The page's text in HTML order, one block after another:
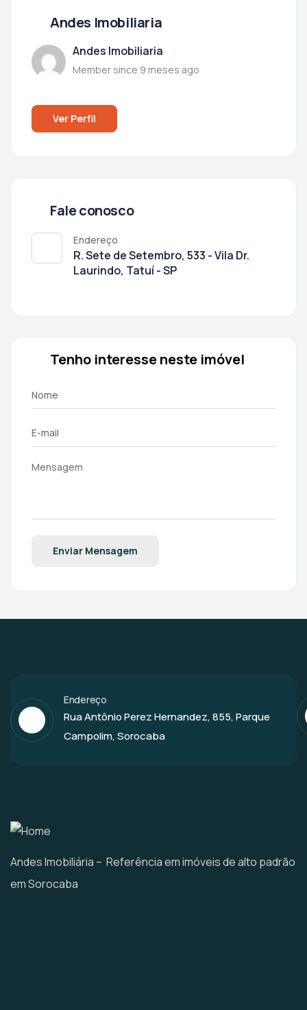
Andes Imobiliaria
Andes Imobiliaria
Member since 9 meses ago
Ver Perfil
Fale conosco
Endereço
R. Sete de Setembro, 533 - Vila Dr.
Laurindo, Tatuí - SP
Tenho interesse neste imóvel
Enviar Mensagem
Endereço
Rua Antônio Perez Hernandez, 855, Parque
Campolim, Sorocaba
Andes Imobiliária – Referência em imóveis de alto padrão
em Sorocaba